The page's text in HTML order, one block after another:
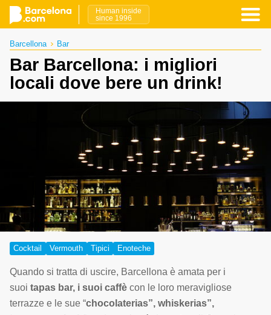
Human inside
since 1996
Barcellona Bar
Bar Barcellona: i migliori
locali dove bere un drink!
Cocktail Vermouth Tipici Enoteche
Quando si tratta di uscire, Barcellona è amata per i
suoi tapas bar, i suoi caffè con le loro meravigliose
terrazze e le sue “chocolaterias”, whiskerias”,